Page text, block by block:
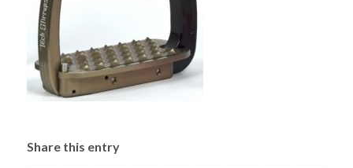
Share this entry